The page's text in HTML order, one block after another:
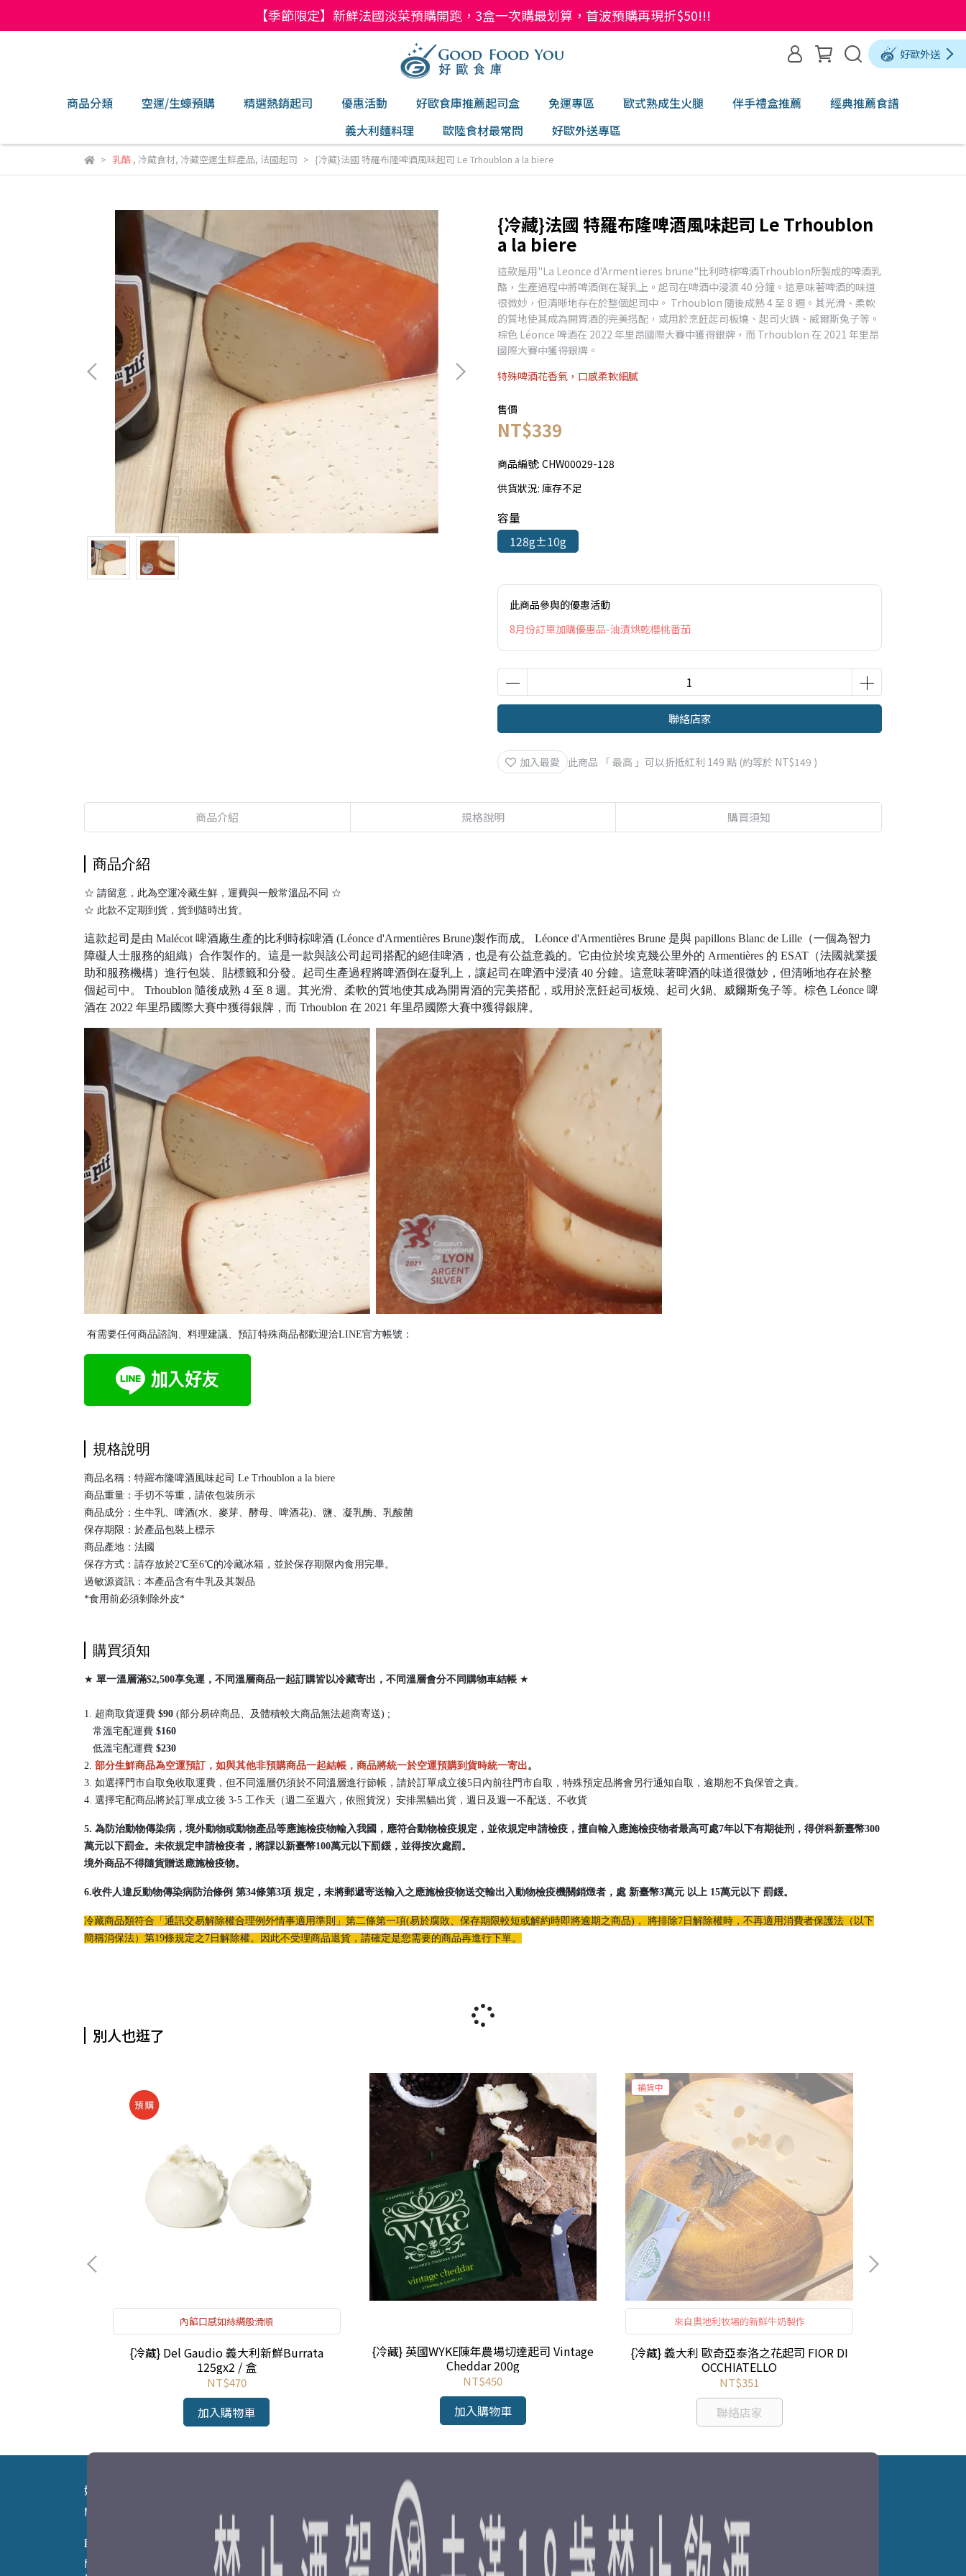
【季節限定】新鮮法國淡菜預購開跑，3盒一次購最划算，首波預購再現折$50!!!
好歐外送
商品分類 空運/生蠔預購 精選熱銷起司 優惠活動 好歐食庫推薦起司盒 免運專區 歐式熟成生火腿 伴手禮盒推薦
經典推薦食譜
義大利麵料理
歐陸食材最常問 好歐外送專區
乳酪, 冷藏食材, 冷藏空運生鮮產品, 法國起司 {冷藏}法國 特羅布隆啤酒風味起司 Le Trhoublon a la biere
{冷藏}法國 特羅布隆啤酒風味起司 Le Trhoublon
a la biere
這款是用"La Leonce d'Armentieres brune"比利時棕啤酒Trhoublon所製成的啤酒乳
酪，生產過程中將啤酒倒在凝乳上。起司在啤酒中浸漬 40 分鐘。這意味著啤酒的味道
很微妙，但清晰地存在於整個起司中。 Trhoublon 隨後成熟 4 至 8 週。其光滑、柔軟
的質地使其成為開胃酒的完美搭配，或用於烹飪起司板燒、起司火鍋、威爾斯兔子等。
棕色 Léonce 啤酒在 2022 年里昂國際大賽中獲得銀牌，而 Trhoublon 在 2021 年里昂
國際大賽中獲得銀牌。
特殊啤酒花香氣，口感柔軟細膩
售價
NT$339
商品編號: CHW00029-128
供貨狀況: 庫存不足
容量
128g±10g
此商品參與的優惠活動
8月份訂單加購優惠品-油漬烘乾櫻桃番茄
聯絡店家
加入最愛 此商品 「 最高 」可以折抵紅利 149 點 (約等於 NT$149 )
商品介紹 規格說明 購買須知
商品介紹
☆ 請留意，此為空運冷藏生鮮，運費與一般常溫品不同 ☆
☆ 此款不定期到貨，貨到隨時出貨。
這款起司是由 Malécot 啤酒廠生產的比利時棕啤酒 (Léonce d'Armentières Brune)製作而成。 Léonce d'Armentières Brune 是與 papillons Blanc de Lille（一個為智力
障礙人士服務的組織）合作製作的。這是一款與該公司起司搭配的絕佳啤酒，也是有公益意義的。它由位於埃克幾公里外的 Armentières 的 ESAT（法國就業援
助和服務機構）進行包裝、貼標籤和分發。起司生產過程將啤酒倒在凝乳上，讓起司在啤酒中浸漬 40 分鐘。這意味著啤酒的味道很微妙，但清晰地存在於整
個起司中。 Trhoublon 隨後成熟 4 至 8 週。其光滑、柔軟的質地使其成為開胃酒的完美搭配，或用於烹飪起司板燒、起司火鍋、威爾斯兔子等。棕色 Léonce 啤
酒在 2022 年里昂國際大賽中獲得銀牌，而 Trhoublon 在 2021 年里昂國際大賽中獲得銀牌。
有需要任何商品諮詢、料理建議、預訂特殊商品都歡迎洽LINE官方帳號：
規格說明
商品名稱：特羅布隆啤酒風味起司 Le Trhoublon a la biere
商品重量：手切不等重，請依包裝所示
商品成分：生牛乳、啤酒(水、麥芽、酵母、啤酒花)、鹽、凝乳酶、乳酸菌
保存期限：於產品包裝上標示
商品產地：法國
保存方式：請存放於2℃至6℃的冷藏冰箱，並於保存期限內食用完畢。
過敏源資訊：本產品含有牛乳及其製品
*食用前必須剝除外皮*
購買須知
★ 單一溫層滿$2,500享免運，不同溫層商品一起訂購皆以冷藏寄出， 不同溫層會分不同購物車結帳 ★
1. 超商取貨運費 $90 (部分易碎商品、及體積較大商品無法超商寄送) ;
常溫宅配運費 $160
低溫宅配運費 $230
2. 部分生鮮商品為空運預訂，如與其他非預購商品一起結帳，商品將統一於空運預購到貨時統一寄出。
3. 如選擇門市自取免收取運費，但不同溫層仍須於不同溫層進行節帳，請於訂單成立後5日內前往門市自取，特殊預定品將會另行通知自取，逾期恕不負保管之責。
4. 選擇宅配商品將於訂單成立後 3-5 工作天（週二至週六，依照貨況）安排黑貓出貨，週日及週一不配送、不收貨
5. 為防治動物傳染病，境外動物或動物產品等應施檢疫物輸入我國，應符合動物檢疫規定，並依規定申請檢疫，擅自輸入應施檢疫物者最高可處7年以下有期徒刑，得併科新臺幣300
萬元以下罰金。未依規定申請檢疫者，將課以新臺幣100萬元以下罰鍰，並得按次處罰。
境外商品不得隨貨贈送應施檢疫物。
6.收件人違反動物傳染病防治條例 第34條第3項 規定，未將郵遞寄送輸入之應施檢疫物送交輸出入動物檢疫機關銷燬者，處 新臺幣3萬元 以上 15萬元以下 罰鍰。
冷藏商品類符合「通訊交易解除權合理例外情事適用準則」第二條第一項(易於腐敗、保存期限較短或解約時即將逾期之商品)， 將排除7日解除權時，不再適用消費者保護法（以下
簡稱消保法）第19條規定之7日解除權。因此不受理商品退貨，請確定是您需要的商品再進行下單。
別人也逛了
內餡口感如絲綢般滑順
{冷藏} Del Gaudio 義大利新鮮Burrata
125gx2 / 盒
NT$470
加入購物車
{冷藏} 英國WYKE陳年農場切達起司 Vintage
Cheddar 200g
NT$450
加入購物車
補貨中
來自奧地利牧場的新鮮牛奶製作
{冷藏} 義大利 歐奇亞泰洛之花起司 FIOR DI
OCCHIATELLO
NT$351
聯絡店家
好歐食庫 Good Food You Gourmet Shop
關於好歐食庫 會員權益 退貨/退款政策 隱私政策 反詐騙聲明
聯絡資訊
門市電話：02-2367-1558